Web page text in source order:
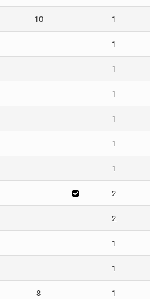
10 1
1
1
1
1
1
1
2
2
1
1
8 1